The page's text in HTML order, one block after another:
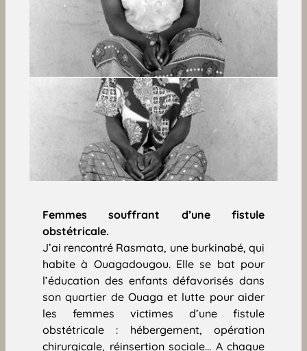
Femmes souffrant d’une fistule
obstétricale.
J’ai rencontré Rasmata, une burkinabé, qui
habite à Ouagadougou. Elle se bat pour
l’éducation des enfants défavorisés dans
son quartier de Ouaga et lutte pour aider
les femmes victimes d’une fistule
obstétricale : hébergement, opération
chirurgicale, réinsertion sociale… A chaque